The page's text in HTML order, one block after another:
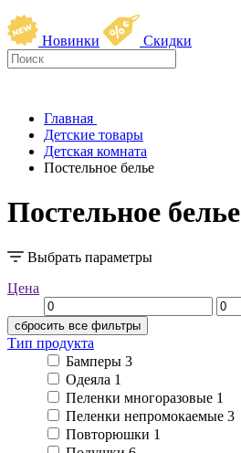
Новинки Скидки
Главная
Детские товары
Детская комната
Постельное белье
Постельное белье
Выбрать параметры
Цена
сбросить все фильтры
Тип продукта
Бамперы 3
Одеяла 1
Пеленки многоразовые 1
Пеленки непромокаемые 3
Повторюшки 1